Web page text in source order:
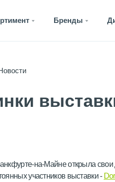
Бренды
на-Майне открыла
участников выставки -